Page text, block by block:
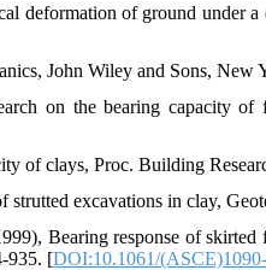
deformation of ground under
John Wiley and Sons, New
on the bearing capacity
of clays, Proc. Building
excavations in clay,
Bearing response of
935. [DOI:10.1061/